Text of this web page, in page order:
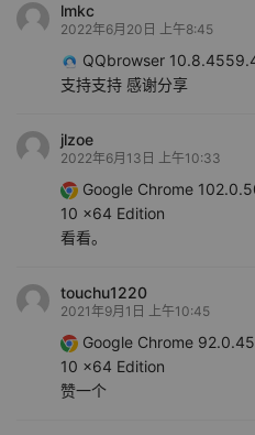
lmkc
2022年6月20日 上午8:45
QQbrowser
支持支持 感谢分享
jlzoe
2022年6月13日 上午10:33
Google Chrome
10 x64 Edition
看看。
touchu1220
2021年9月1日 上午10:45
Google Chrome
10 x64 Edition
赞一个